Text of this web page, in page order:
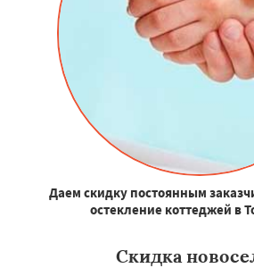
Даем скидку постоянным
остекление коттеджей в
Скидка